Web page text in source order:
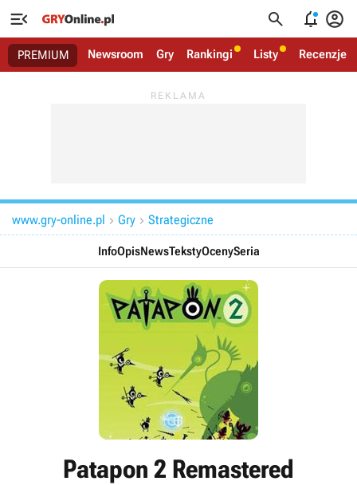
   
PREMIUM Newsroom Gry Rankingi Listy Recenzje
www.gry-online.pl  Gry  Strategiczne
InfoOpisNewsTekstyOcenySeria
Patapon 2 Remastered